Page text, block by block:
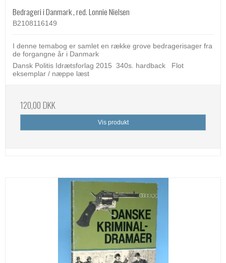
Bedrageri i Danmark , red. Lonnie Nielsen
B2108116149
I denne temabog er samlet en række grove bedragerisager fra
de forgangne år i Danmark
Dansk Politis Idrætsforlag 2015 340s. hardback Flot
eksemplar / næppe læst
120,00 DKK
Vis produkt